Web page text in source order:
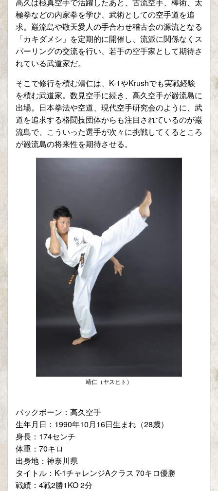
高久は極真空手で活躍したあと、古流空手、棒術、太
極拳などの内家拳を学び、武術としての空手道を追
求。巌流島や敬天愛人の手合わせ稽古会の源流となる
「カキダメシ」を定期的に開催し、流派に関係なくス
パーリングの交流を行い、若手の空手家として期待さ
れている武道家だ。
そこで修行を積む靖仁は、 K-1やKrushでも実戦経験
を積む武道家。数見空手に続き、高久空手が巌流島に
出場。日本拳法や空道、現代空手研究会のように、武
道を追求する格闘技団体からも注目されているのが巌
流島で、こういった選手が次々に挑戦してくるところ
が巌流島の将来性を期待させる。
靖仁（ヤスヒト）
バックボーン：高久空手
生年月日：1990年10月16日生まれ（28歳）
身長：174センチ
体重：70キロ
出身地：神奈川県
タイトル：K-1チャレンジAクラス 70キロ優勝
戦績：4戦2勝1KO 2分